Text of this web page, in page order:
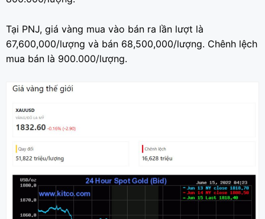
Tại PNJ, giá vàng mua vào bán ra lần lượt là
67,600,000/lượng và bán 68,500,000/lượng. Chênh lệch
mua bán là 900.000/lượng.